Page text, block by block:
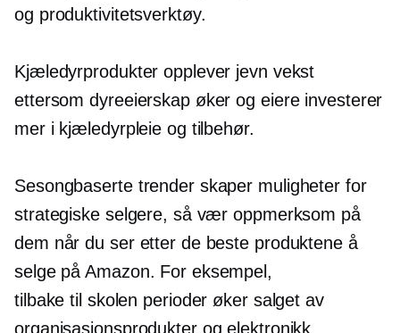
og produktivitetsverktøy.
Kjæledyrprodukter opplever jevn vekst
ettersom dyreeierskap øker og eiere investerer
mer i kjæledyrpleie og tilbehør.
Sesongbaserte trender skaper muligheter for
strategiske selgere, så vær oppmerksom på
dem når du ser etter de beste produktene å
selge på Amazon. For eksempel,
tilbake til skolen perioder øker salget av
organisasjonsprodukter og elektronikk.